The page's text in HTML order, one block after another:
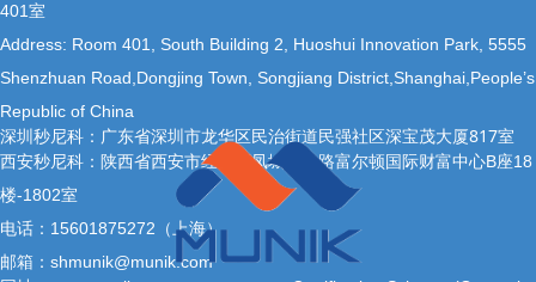
401室
Address: Room 401, South Building 2, Huoshui Innovation Park, 5555
Shenzhuan Road,Dongjing Town, Songjiang District,Shanghai,People’s
Republic of China
深圳秒尼科：广东省深圳市龙华区民治街道民强社区深宝茂大厦817室
西安秒尼科：陕西省西安市经开区凤城十二路富尔顿国际财富中心B座18
楼-1802室
电话：15601875272（上海）
邮箱：shmunik@munik.com